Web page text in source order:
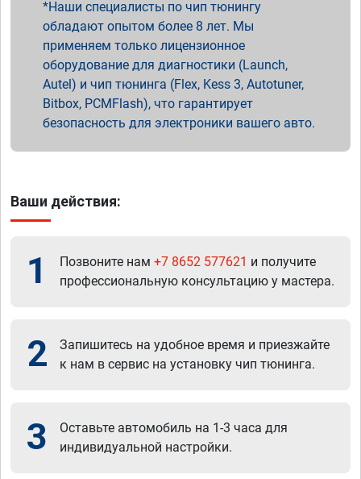
Наши специалисты по чип тюнингу
обладают опытом более 8 лет. Мы
применяем только лицензионное
оборудование для диагностики (Launch,
Autel) и чип тюнинга (Flex, Kess 3, Autotuner,
Bitbox, PCMFlash), что гарантирует
безопасность для электроники вашего авто.
Ваши действия:
1 Позвоните нам +7 8652 577621 и получите
профессиональную консультацию у мастера.
2
Запишитесь на удобное время и приезжайте
к нам в сервис на установку чип тюнинга.
3
Оставьте автомобиль на 1-3 часа для
индивидуальной настройки.